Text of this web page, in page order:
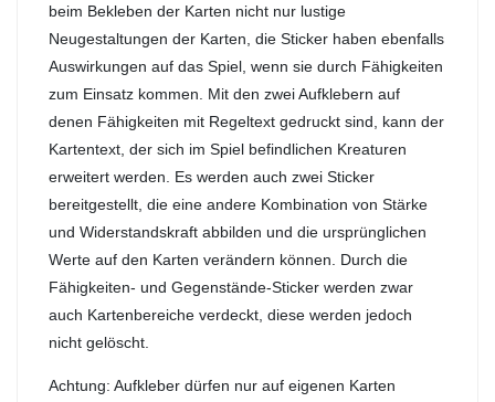
beim Bekleben der Karten nicht nur lustige
Neugestaltungen der Karten, die Sticker haben ebenfalls
Auswirkungen auf das Spiel, wenn sie durch Fähigkeiten
zum Einsatz kommen. Mit den zwei Aufklebern auf
denen Fähigkeiten mit Regeltext gedruckt sind, kann der
Kartentext, der sich im Spiel befindlichen Kreaturen
erweitert werden. Es werden auch zwei Sticker
bereitgestellt, die eine andere Kombination von Stärke
und Widerstandskraft abbilden und die ursprünglichen
Werte auf den Karten verändern können. Durch die
Fähigkeiten- und Gegenstände-Sticker werden zwar
auch Kartenbereiche verdeckt, diese werden jedoch
nicht gelöscht.
Achtung: Aufkleber dürfen nur auf eigenen Karten